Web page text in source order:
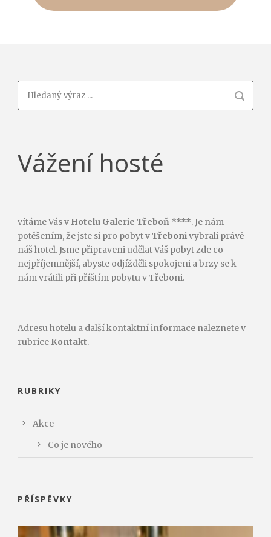
Vážení hosté
vítáme Vás v Hotelu Galerie Třeboň ****. Je nám
potěšením, že jste si pro pobyt vTřebonivybrali právě
náš hotel. Jsme připraveni udělat Váš pobyt zde co
nejpříjemnější, abyste odjížděli spokojeni a brzy se k
nám vrátili při příštím pobytu v Třeboni.
Adresu hotelu a další kontaktní informace naleznete v
rubrice Kontakt.
RUBRIKY
Akce
Co je nového
PŘÍSPĚVKY